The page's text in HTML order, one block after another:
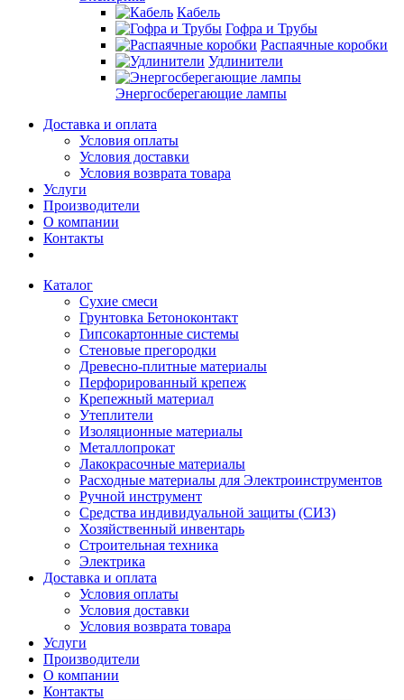
Кабель
Гофра и Трубы
Распаячные коробки
Удлинители
Энергосберегающие лампы
Доставка и оплата
Условия оплаты
Условия доставки
Условия возврата товара
Услуги
Производители
О компании
Контакты
Каталог
Сухие смеси
Грунтовка Бетоноконтакт
Гипсокартонные системы
Стеновые прегородки
Древесно-плитные материалы
Перфорированный крепеж
Крепежный материал
Утеплители
Изоляционные материалы
Металлопрокат
Лакокрасочные материалы
Расходные материалы для Электроинструментов
Ручной инструмент
Средства индивидуальной защиты (СИЗ)
Хозяйственный инвентарь
Строительная техника
Электрика
Доставка и оплата
Условия оплаты
Условия доставки
Условия возврата товара
Услуги
Производители
О компании
Контакты